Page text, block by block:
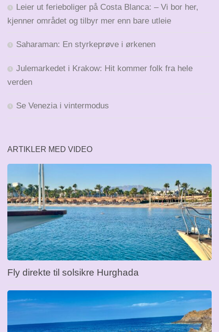
Leier ut ferieboliger på Costa Blanca: – Vi bor her,
kjenner området og tilbyr mer enn bare utleie
Saharaman: En styrkeprøve i ørkenen
Julemarkedet i Krakow: Hit kommer folk fra hele
verden
Se Venezia i vintermodus
ARTIKLER MED VIDEO
Fly direkte til solsikre Hurghada